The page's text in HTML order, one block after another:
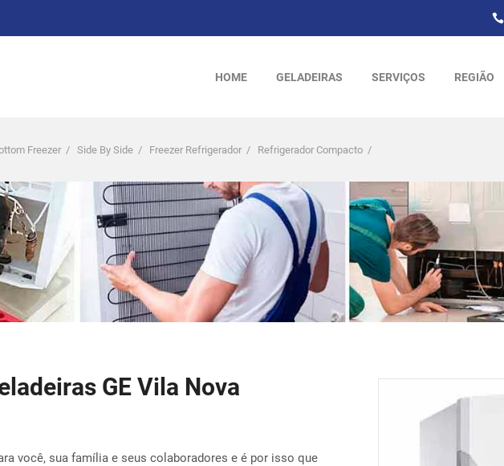
HOME GELADEIRAS SERVIÇOS REGIÃO
Freezer / Side By Side / Freezer Refrigerador / Refrigerador Compacto /
GE Vila Nova
você, sua família e seus colaboradores e é por isso que